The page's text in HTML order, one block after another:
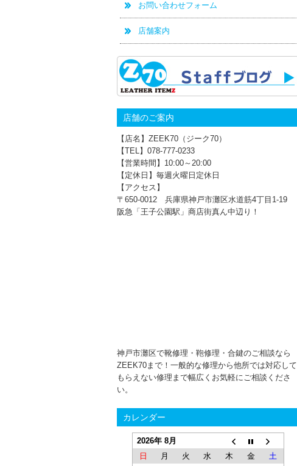
お問い合わせフォーム
店舗案内
店舗のご案内
【店名】ZEEK70（ジーク70）
【TEL】078-777‐0233
【営業時間】10:00～20:00
【定休日】毎週火曜日定休日
【アクセス】
〒650-0012 兵庫県神戸市灘区水道筋4丁目1‐19
阪急「王子公園駅」商店街真ん中辺り！
神戸市灘区で靴修理・鞄修理・合鍵のご相談なら
ZEEK70まで！一般的な修理から他所では対応して
もらえない修理まで幅広くお気軽にご相談くださ
い。
カレンダー
2026年 8月
日
月 火 水 木 金
土